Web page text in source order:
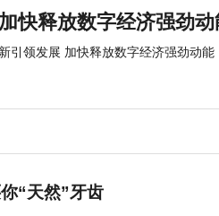
快释放数字经济强劲动
引领发展 加快释放数字经济强劲动能
“天然”牙齿